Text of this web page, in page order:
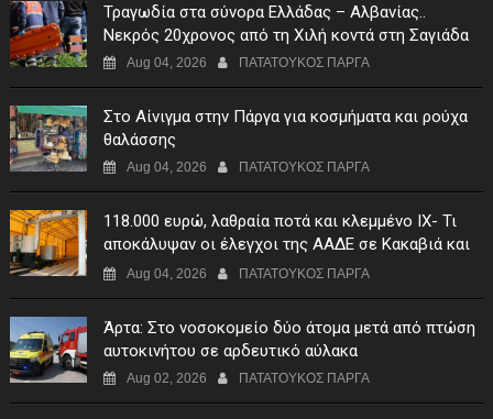
Τραγωδία στα σύνορα Ελλάδας – Αλβανίας..
Νεκρός 20χρονος από τη Χιλή κοντά στη Σαγιάδα
Aug 04, 2026 ΠΑΤΑΤΟΥΚΟΣ ΠΑΡΓΑ
Στο Αίνιγμα στην Πάργα για κοσμήματα και ρούχα
θαλάσσης
Aug 04, 2026 ΠΑΤΑΤΟΥΚΟΣ ΠΑΡΓΑ
118.000 ευρώ, λαθραία ποτά και κλεμμένο ΙΧ- Τι
αποκάλυψαν οι έλεγχοι της ΑΑΔΕ σε Κακαβιά και
Μαυρομάτι
Aug 04, 2026 ΠΑΤΑΤΟΥΚΟΣ ΠΑΡΓΑ
Άρτα: Στο νοσοκομείο δύο άτομα μετά από πτώση
αυτοκινήτου σε αρδευτικό αύλακα
Aug 02, 2026 ΠΑΤΑΤΟΥΚΟΣ ΠΑΡΓΑ